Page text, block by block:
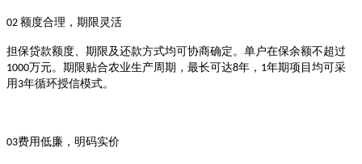
02 额度合理，期限灵活
担保贷款额度、期限及还款方式均可协商确定。单户在保余额不超过
1000万元。期限贴合农业生产周期，最长可达8年， 1年期项目均可采
用 3年循环授信模式。
03费用低廉，明码实价